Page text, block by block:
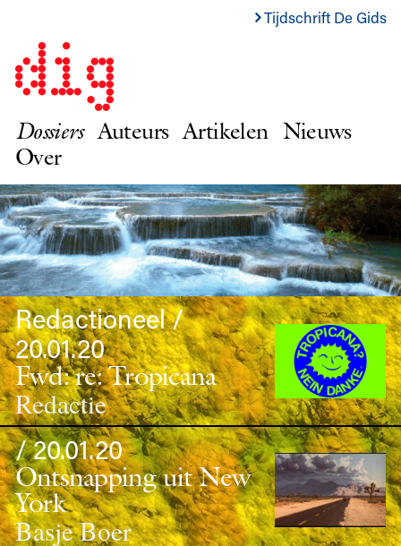
Tijdschrift De Gids
Dossiers Auteurs Artikelen Nieuws
Over
Redactioneel /
20.01.20
Fwd: re: Tropicana
Redactie
/ 20.01.20
Ontsnapping uit New
York
Basje Boer